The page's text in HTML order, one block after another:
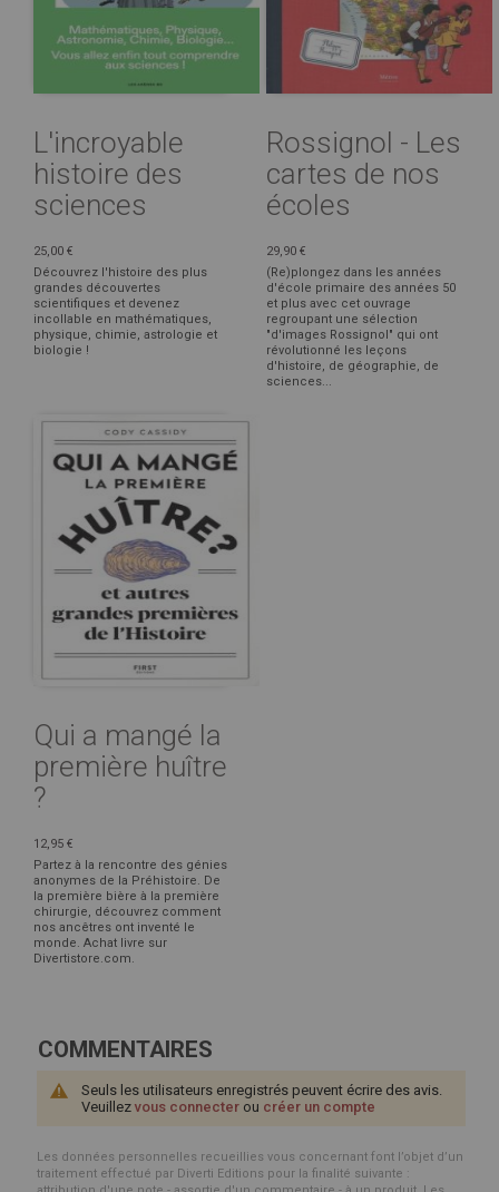
L'incroyable
histoire des
sciences
25,00 €
Découvrez l'histoire des plus
grandes découvertes
scientifiques et devenez
incollable en mathématiques,
physique, chimie, astrologie et
biologie !
Rossignol - Les
cartes de nos
écoles
29,90 €
(Re)plongez dans les années
d'école primaire des années 50
et plus avec cet ouvrage
regroupant une sélection
"d'images Rossignol" qui ont
révolutionné les leçons
d'histoire, de géographie, de
sciences...
Qui a mangé la
première huître
?
12,95 €
Partez à la rencontre des génies
anonymes de la Préhistoire. De
la première bière à la première
chirurgie, découvrez comment
nos ancêtres ont inventé le
monde. Achat livre sur
Divertistore.com.
COMMENTAIRES
Seuls les utilisateurs enregistrés peuvent écrire des avis.
Veuillez vous connecter ou créer un compte
Les données personnelles recueillies vous concernant font l’objet d’un
traitement effectué par Diverti Editions pour la finalité suivante :